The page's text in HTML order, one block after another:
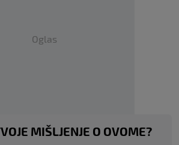
Oglas
MIŠLJENJE O OVOME?